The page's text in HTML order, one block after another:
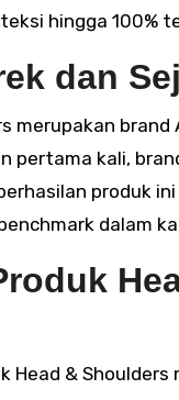
hingga 100%
dan
merupakan
pertama kali,
produk
dalam
Head &